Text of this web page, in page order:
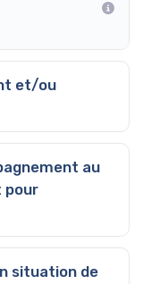
et/ou
au
pour
situation de